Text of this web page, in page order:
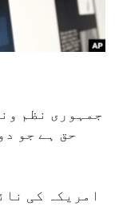
جمہوری نظم
حق ہے جو
امریکہ کی